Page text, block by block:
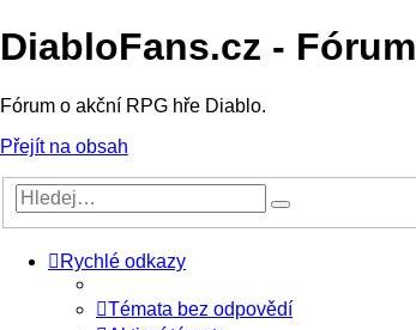
DiabloFans.cz - Fórum
Fórum o akční RPG hře Diablo.
Přejít na obsah
Rychlé odkazy
Témata bez odpovědí